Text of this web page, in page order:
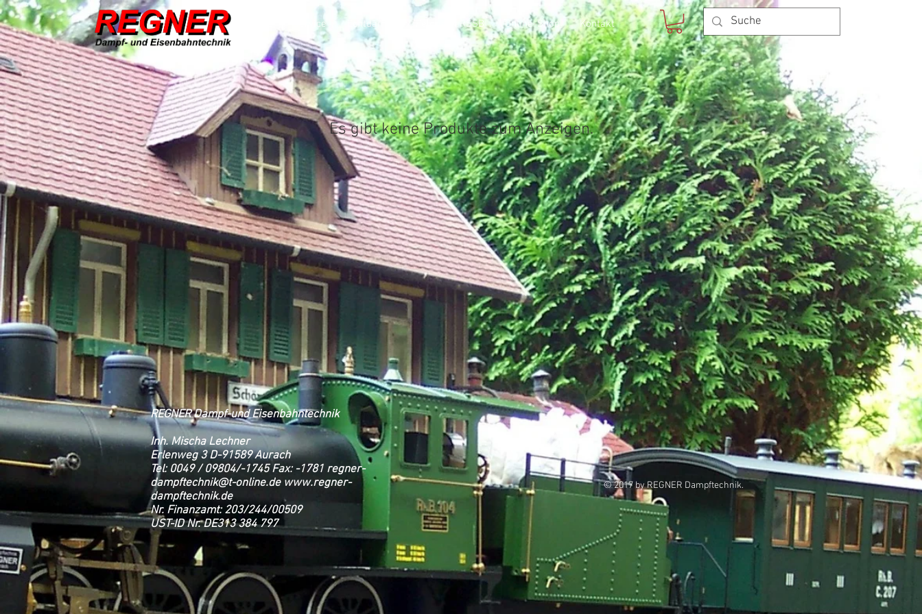
Service Echtdampf Feldbahn RSSB Online-Shop Kontakt
Es gibt keine Produkte zum Anzeigen.
REGNER Dampf-und Eisenbahntechnik
Inh. Mischa Lechner
Erlenweg 3 D-91589 Aurach
Tel: 0049 / 09804/-1745 Fax: -1781 regner-
dampftechnik@t-online.de www.regner-
dampftechnik.de
Nr. Finanzamt: 203/244/00509
UST-ID Nr. DE313 384 797
© 2017 by REGNER Dampftechnik.